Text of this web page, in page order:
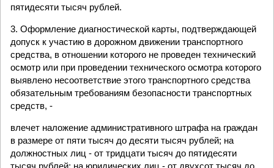
пятидесяти тысяч рублей.
3. Оформление диагностической карты, подтверждающей
допуск к участию в дорожном движении транспортного
средства, в отношении которого не проведен технический
осмотр или при проведении технического осмотра которого
выявлено несоответствие этого транспортного средства
обязательным требованиям безопасности транспортных
средств, -
влечет наложение административного штрафа на граждан
в размере от пяти тысяч до десяти тысяч рублей; на
должностных лиц - от тридцати тысяч до пятидесяти
тысяч рублей; на юридических лиц - от двухсот тысяч до